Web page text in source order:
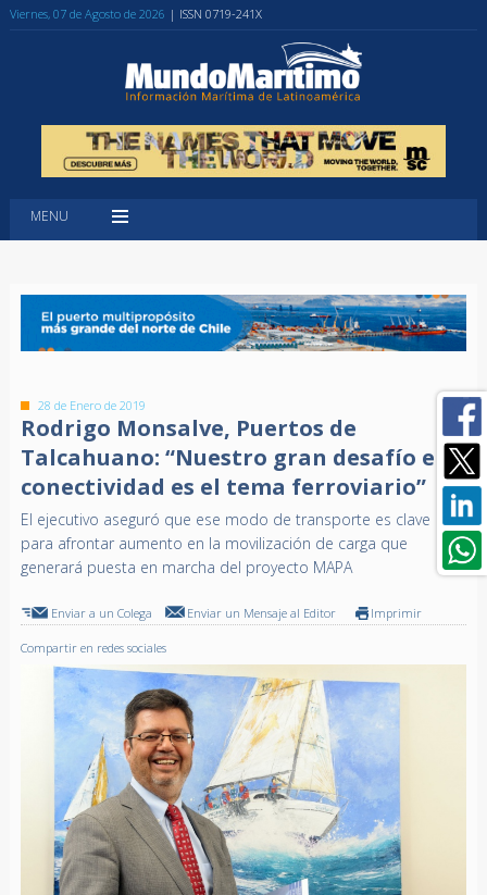
Viernes, 07 de Agosto de 2026 | ISSN 0719-241X
MENU
28 de Enero de 2019
Rodrigo Monsalve, Puertos de
Talcahuano: “Nuestro gran desafío en
conectividad es el tema ferroviario”
El ejecutivo aseguró que ese modo de transporte es clave
para afrontar aumento en la movilización de carga que
generará puesta en marcha del proyecto MAPA
Enviar a un Colega Enviar un Mensaje al Editor Imprimir
Compartir en redes sociales